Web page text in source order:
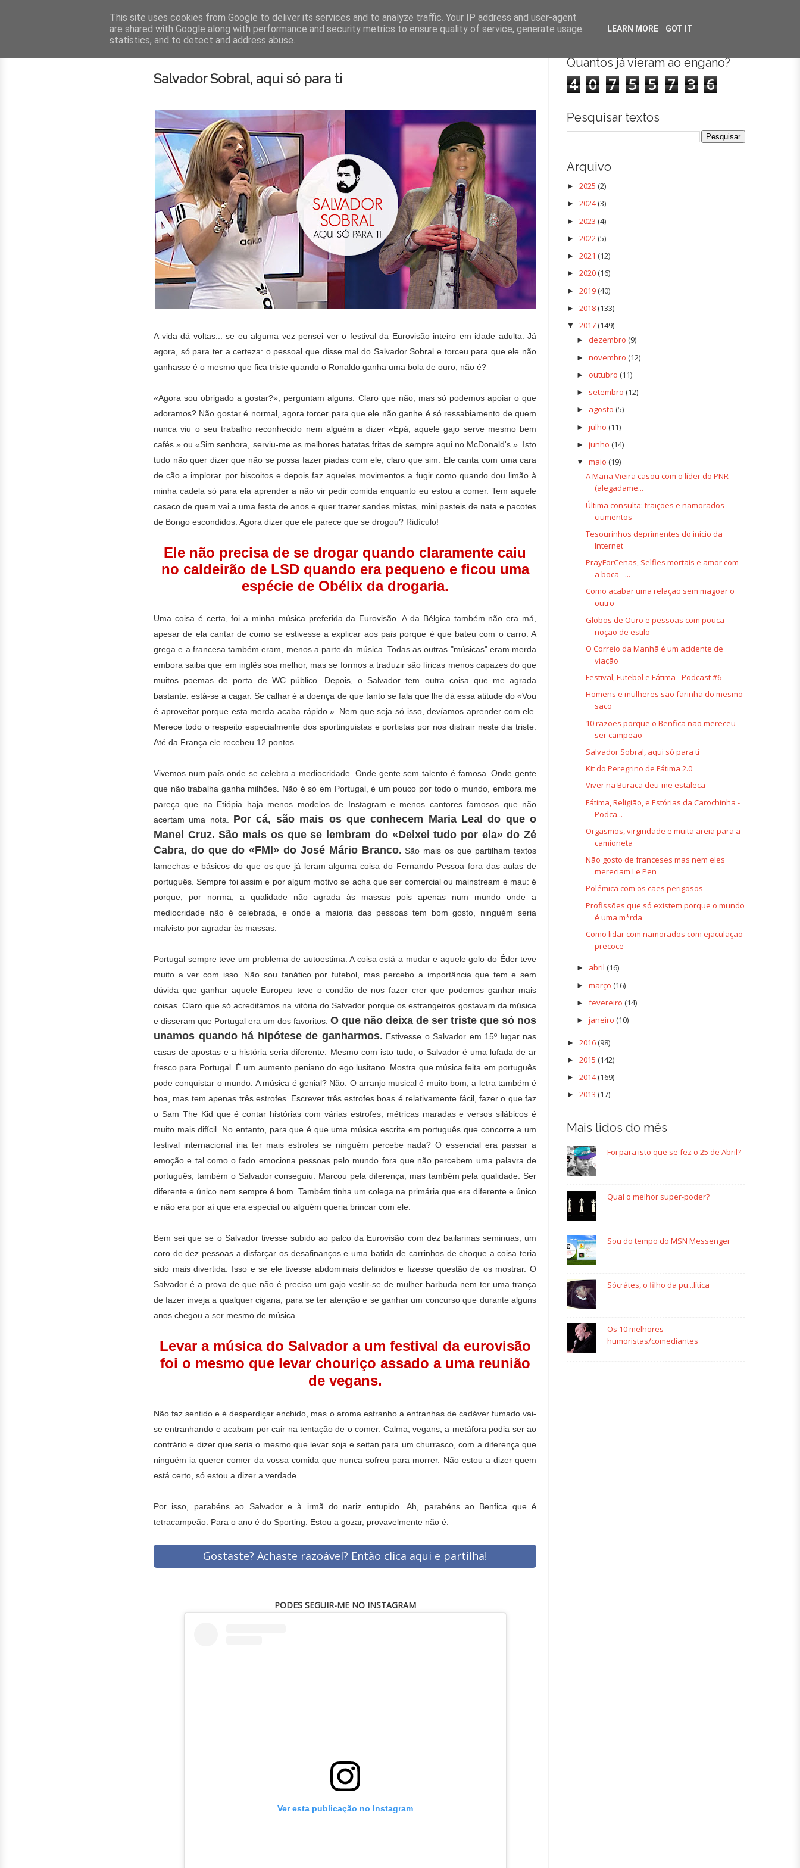
AUTOR LIVROS STAND UP COMEDY
Salvador Sobral, aqui só para ti
A vida dá voltas... se eu alguma vez pensei ver o festival da Eurovisão inteiro em idade adulta. Já
agora, só para ter a certeza: o pessoal que disse mal do Salvador Sobral e torceu para que ele não
ganhasse é o mesmo que fica triste quando o Ronaldo ganha uma bola de ouro, não é?
«Agora sou obrigado a gostar?», perguntam alguns. Claro que não, mas só podemos apoiar o que
adoramos? Não gostar é normal, agora torcer para que ele não ganhe é só ressabiamento de quem
nunca viu o seu trabalho reconhecido nem alguém a dizer «Epá, aquele gajo serve mesmo bem
cafés.» ou «Sim senhora, serviu-me as melhores batatas fritas de sempre aqui no McDonald's.». Isto
tudo não quer dizer que não se possa fazer piadas com ele, claro que sim. Ele canta com uma cara
de cão a implorar por biscoitos e depois faz aqueles movimentos a fugir como quando dou limão à
minha cadela só para ela aprender a não vir pedir comida enquanto eu estou a comer. Tem aquele
casaco de quem vai a uma festa de anos e quer trazer sandes mistas, mini pasteis de nata e pacotes
de Bongo escondidos. Agora dizer que ele parece que se drogou? Ridículo!
Ele não precisa de se drogar quando claramente caiu
no caldeirão de LSD quando era pequeno e ficou uma
espécie de Obélix da drogaria.
Uma coisa é certa, foi a minha música preferida da Eurovisão. A da Bélgica também não era má,
apesar de ela cantar de como se estivesse a explicar aos pais porque é que bateu com o carro. A
grega e a francesa também eram, menos a parte da música. Todas as outras "músicas" eram merda
embora saiba que em inglês soa melhor, mas se formos a traduzir são líricas menos capazes do que
muitos poemas de porta de WC público. Depois, o Salvador tem outra coisa que me agrada
bastante: está-se a cagar. Se calhar é a doença de que tanto se fala que lhe dá essa atitude do «Vou
é aproveitar porque esta merda acaba rápido.». Nem que seja só isso, devíamos aprender com ele.
Merece todo o respeito especialmente dos sportinguistas e portistas por nos distrair neste dia triste.
Até da França ele recebeu 12 pontos.
Vivemos num país onde se celebra a mediocridade. Onde gente sem talento é famosa. Onde gente
que não trabalha ganha milhões. Não é só em Portugal, é um pouco por todo o mundo, embora me
pareça que na Etiópia haja menos modelos de Instagram e menos cantores famosos que não
acertam uma nota. Por cá, são mais os que conhecem Maria Leal do que o
Manel Cruz. São mais os que se lembram do «Deixei tudo por ela» do Zé
Cabra, do que do «FMI» do José Mário Branco. São mais os que partilham textos
lamechas e básicos do que os que já leram alguma coisa do Fernando Pessoa fora das aulas de
português. Sempre foi assim e por algum motivo se acha que ser comercial ou mainstream é mau: é
porque, por norma, a qualidade não agrada às massas pois apenas num mundo onde a
mediocridade não é celebrada, e onde a maioria das pessoas tem bom gosto, ninguém seria
malvisto por agradar às massas.
Portugal sempre teve um problema de autoestima. A coisa está a mudar e aquele golo do Éder teve
muito a ver com isso. Não sou fanático por futebol, mas percebo a importância que tem e sem
dúvida que ganhar aquele Europeu teve o condão de nos fazer crer que podemos ganhar mais
coisas. Claro que só acreditámos na vitória do Salvador porque os estrangeiros gostavam da música
e disseram que Portugal era um dos favoritos.O que não deixa de ser triste que só nos
unamos quando há hipótese de ganharmos. Estivesse o Salvador em 15º lugar nas
casas de apostas e a história seria diferente. Mesmo com isto tudo, o Salvador é uma lufada de ar
fresco para Portugal. É um aumento peniano do ego lusitano. Mostra que música feita em português
pode conquistar o mundo.A música é genial? Não. O arranjo musical é muito bom, a letra também é
boa, mas tem apenas três estrofes. Escrever três estrofes boas é relativamente fácil, fazer o que faz
o Sam The Kid que é contar histórias com várias estrofes, métricas maradas e versos silábicos é
muito mais difícil. No entanto, para que é que uma música escrita em português que concorre a um
festival internacional iria ter mais estrofes se ninguém percebe nada? O essencial era passar a
emoção e tal como o fado emociona pessoas pelo mundo fora que não percebem uma palavra de
português, também o Salvador conseguiu. Marcou pela diferença, mas também pela qualidade. Ser
diferente e único nem sempre é bom. Também tinha um colega na primária que era diferente e único
e não era por aí que era especial ou alguém queria brincar com ele.
Bem sei que se o Salvador tivesse subido ao palco da Eurovisão com dez bailarinas seminuas, um
coro de dez pessoas a disfarçar os desafinanços e uma batida de carrinhos de choque a coisa teria
sido mais divertida. Isso e se ele tivesse abdominais definidos e fizesse questão de os mostrar. O
Salvador é a provade que não é preciso um gajo vestir-se de mulher barbuda nem ter uma trança
de fazer inveja a qualquer cigana, para se ter atenção e se ganhar um concurso que durante alguns
anos chegou a ser mesmo de música.
Levar a música do Salvador a um festival da eurovisão
foi o mesmo que levar chouriço assado a uma reunião
de vegans.
Não faz sentido e é desperdiçar enchido, mas o aroma estranho a entranhas de cadáver fumado vai-
se entranhando e acabam por cair na tentação de o comer. Calma, vegans, a metáfora podia ser ao
contrário e dizer que seria o mesmo que levar soja e seitan para um churrasco, com a diferença que
ninguém ia querer comer da vossa comida que nunca sofreu para morrer. Não estou a dizer quem
está certo, só estou a dizer a verdade.
Por isso, parabéns ao Salvador e à irmã do nariz entupido.Ah, parabéns ao Benfica que é
tetracampeão. Para o ano é do Sporting. Estou a gozar, provavelmente não é.
Gostaste? Achaste razoável? Então clica aqui e partilha!
PODES SEGUIR-ME NO INSTAGRAM
Ver esta publicação no Instagram
Quantos já vieram ao engano?
4 0 7 5 5 7 3 6
Pesquisar textos
Arquivo
► 2025 (2)
► 2024(3)
► 2023 (4)
► 2022(5)
► 2021 (12)
► 2020(16)
► 2019(40)
► 2018(133)
▼ 2017(149)
► dezembro (9)
► novembro (12)
► outubro (11)
► setembro (12)
► agosto (5)
► julho (11)
► junho (14)
▼ maio (19)
A Maria Vieira casou com o líder do PNR
(alegadame...
Última consulta: traições e namorados
ciumentos
Tesourinhos deprimentes do início da
Internet
PrayForCenas, Selfies mortais e amor com
a boca - ...
Como acabar uma relação sem magoar o
outro
Globos de Ouro e pessoas com pouca
noção de estilo
O Correio da Manhã é um acidente de
viação
Festival, Futebol e Fátima - Podcast #6
Homens e mulheres são farinha do mesmo
saco
10 razões porque o Benfica não mereceu
ser campeão
Salvador Sobral, aqui só para ti
Kit do Peregrino de Fátima 2.0
Viver na Buraca deu-me estaleca
Fátima, Religião, e Estórias da Carochinha -
Podca...
Orgasmos, virgindade e muita areia para a
camioneta
Não gosto de franceses mas nem eles
mereciam Le Pen
Polémica com os cães perigosos
Profissões que só existem porque o mundo
é uma m*rda
Como lidar com namorados com ejaculação
precoce
► abril (16)
► março (16)
► fevereiro (14)
► janeiro (10)
► 2016(98)
► 2015 (142)
► 2014(169)
► 2013 (17)
Mais lidos do mês
Foi para isto que se fez o 25 de Abril?
Qual o melhor super-poder?
Sou do tempo do MSN Messenger
Sócrátes, o filho da pu...lítica
Os 10 melhores
humoristas/comediantes
This site uses cookies from Google to deliver its services and to analyze traffic. Your IP address and user-agent
are shared with Google along with performance and security metrics to ensure quality of service, generate usage
statistics, and to detect and address abuse.
LEARN MORE GOT IT